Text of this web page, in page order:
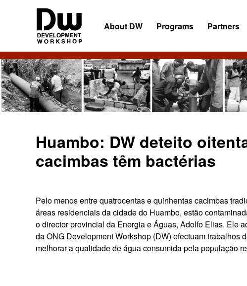
DW
Angola
Development
Workshop
Angola
About DW Programs Partners
Huambo: DW deteito
cacimbas têm bactérias
Pelo menos entre quatrocentas e quinhentas cacimbas
áreas residenciais da cidade do Huambo, estão
o director provincial da Energia e Águas, Adolfo Elias. Ele
da ONG Development Workshop (DW) efectuam trabalhos
melhorar a qualidade de água consumida pela população